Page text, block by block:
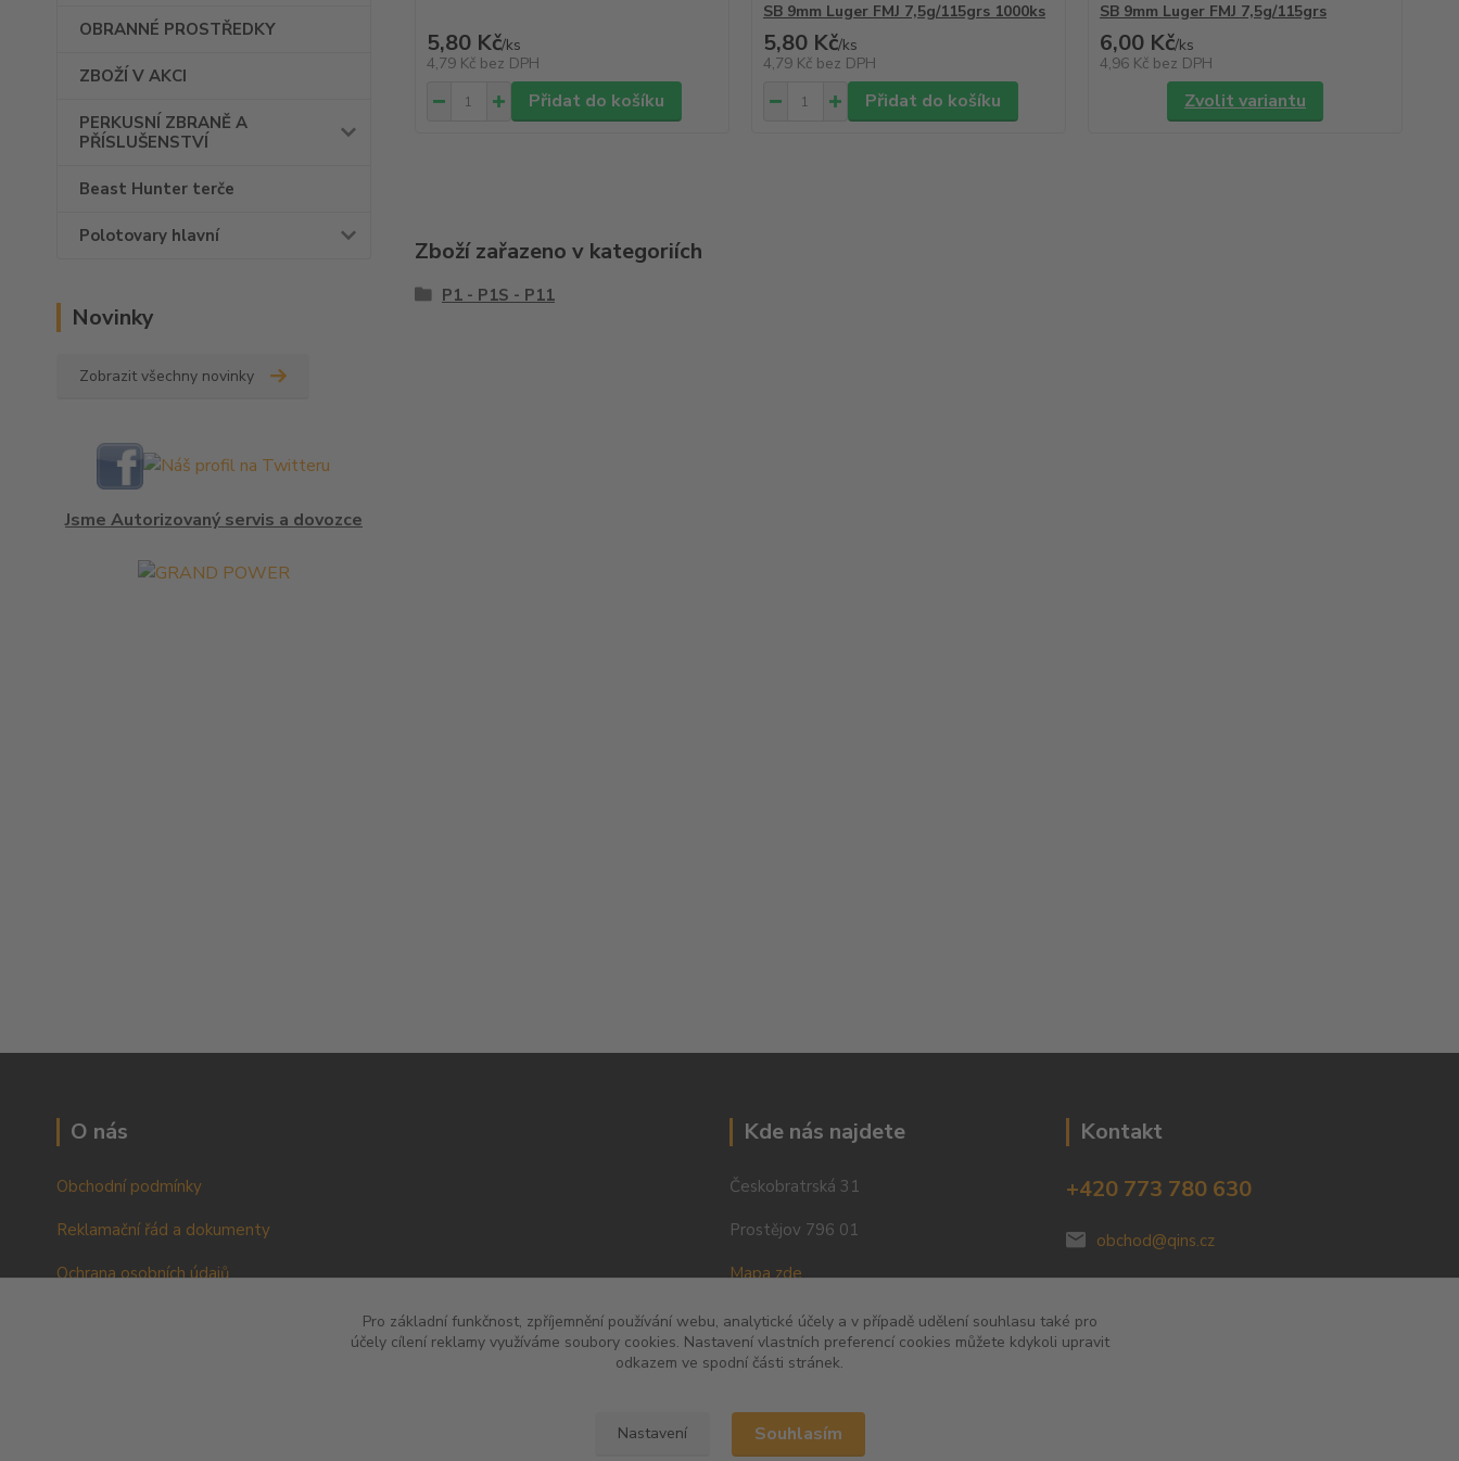
OBRANNÉ PROSTŘEDKY
ZBOŽÍ V AKCI
PERKUSNÍ ZBRANĚ A
PŘÍSLUŠENSTVÍ
Beast Hunter terče
Polotovary hlavní
Novinky
Zobrazit všechny novinky
Jsme Autorizovaný servis a dovozce
5,80 Kč/ks
4,79 Kč bez DPH
Přidat do košíku
SB 9mm Luger FMJ 7,5g/115grs 1000ks
5,80 Kč/ks
4,79 Kč bez DPH
Přidat do košíku
SB 9mm Luger FMJ 7,5g/115grs
6,00 Kč/ks
4,96 Kč bez DPH
Zvolit variantu
Zboží zařazeno v kategoriích
P1 - P1S - P11
O nás
Obchodní podmínky
Reklamační řád a dokumenty
Ochrana osobních údajů
Kde nás najdete
Českobratrská 31
Prostějov 796 01
Mapa zde
Kontakt
+420 773 780 630
obchod@qins.cz
Pro základní funkčnost, zpříjemnění používání webu, analytické účely a v případě udělení souhlasu také pro
účely cílení reklamy využíváme soubory cookies. Nastavení vlastních preferencí cookies můžete kdykoli upravit
odkazem ve spodní části stránek.
Nastavení Souhlasím